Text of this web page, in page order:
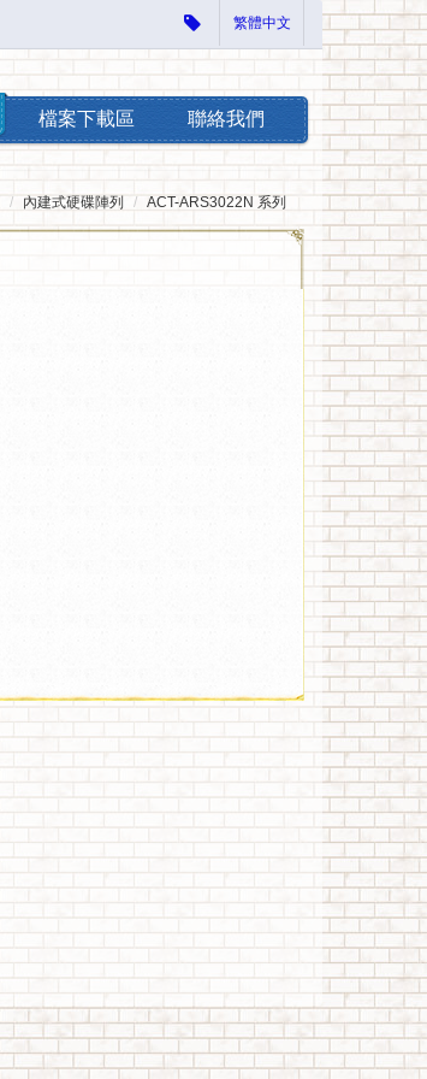
繁體中文
檔案下載區 聯絡我們
內建式硬碟陣列 ACT-ARS3022N 系列